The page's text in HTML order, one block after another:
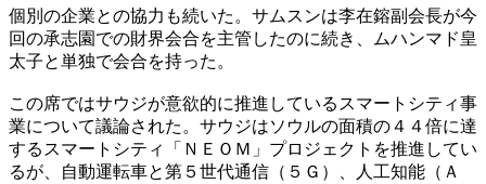
個別の企業との協力も続いた。サムスンは李在鎔副会長が今
回の承志園での財界会合を主管したのに続き、ムハンマド皇
太子と単独で会合を持った。
この席ではサウジが意欲的に推進しているスマートシティ事
業について議論された。サウジはソウルの面積の４４倍に達
するスマートシティ「ＮＥＯＭ」プロジェクトを推進してい
るが、自動運転車と第５世代通信（５Ｇ）、人工知能（Ａ